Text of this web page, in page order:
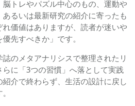
トレやパズル中心のもの、運動や
るいは最新研究の紹介に寄ったも
価値はありますが、読者が迷いや
先すべきか」です。
のメタアナリシスで整理されたリ
に「3つの習慣」へ落として実践
介で終わらず、生活の設計に戻し